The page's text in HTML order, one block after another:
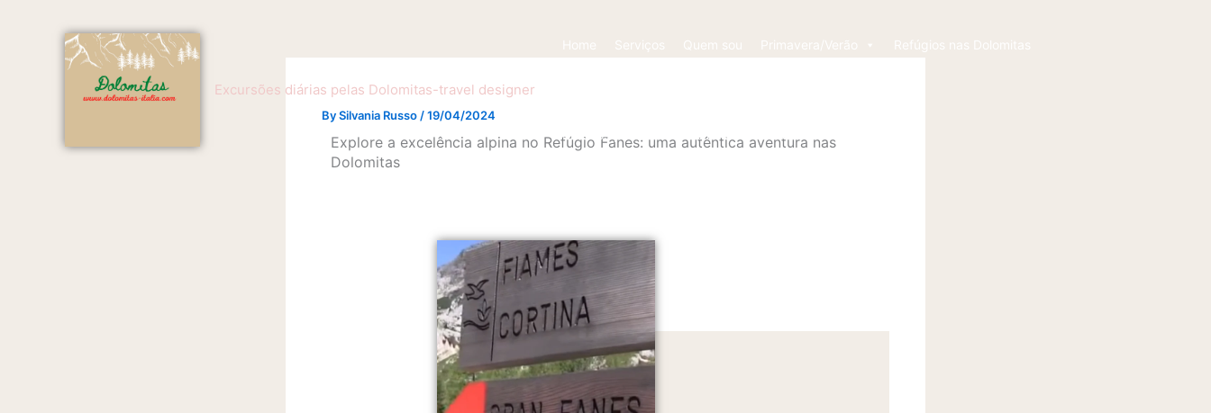
Excursões diárias pelas Dolomitas-travel designer
Home Serviços Quem sou Primavera/Verão Refúgios nas Dolomitas
Roteiros personalizados nas Dolomitas
BySilvania Russo /19/04/2024
Explore a excelência alpina no Refúgio Fanes: uma autêntica aventura nas
Dolomitas